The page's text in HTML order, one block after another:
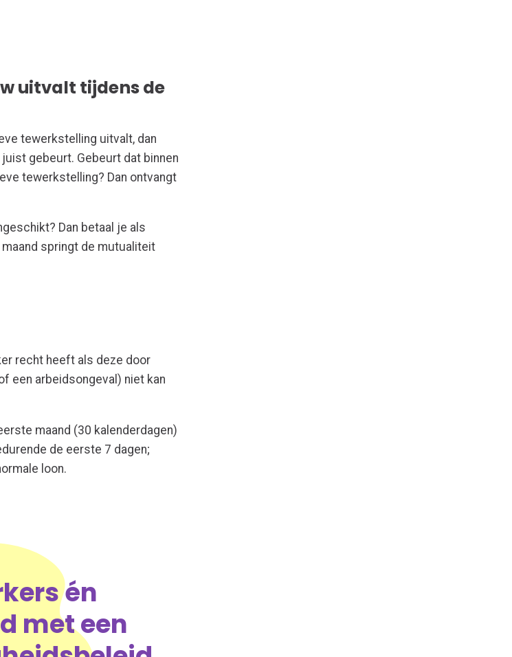
uitvalt tijdens de
tewerkstelling uitvalt, dan
gebeurt. Gebeurt dat binnen
tewerkstelling? Dan ontvangt
Dan betaal je als
springt de mutualiteit
recht heeft als deze door
een arbeidsongeval) niet kan
maand (30 kalenderdagen)
de eerste 7 dagen;
loon.
én
met een